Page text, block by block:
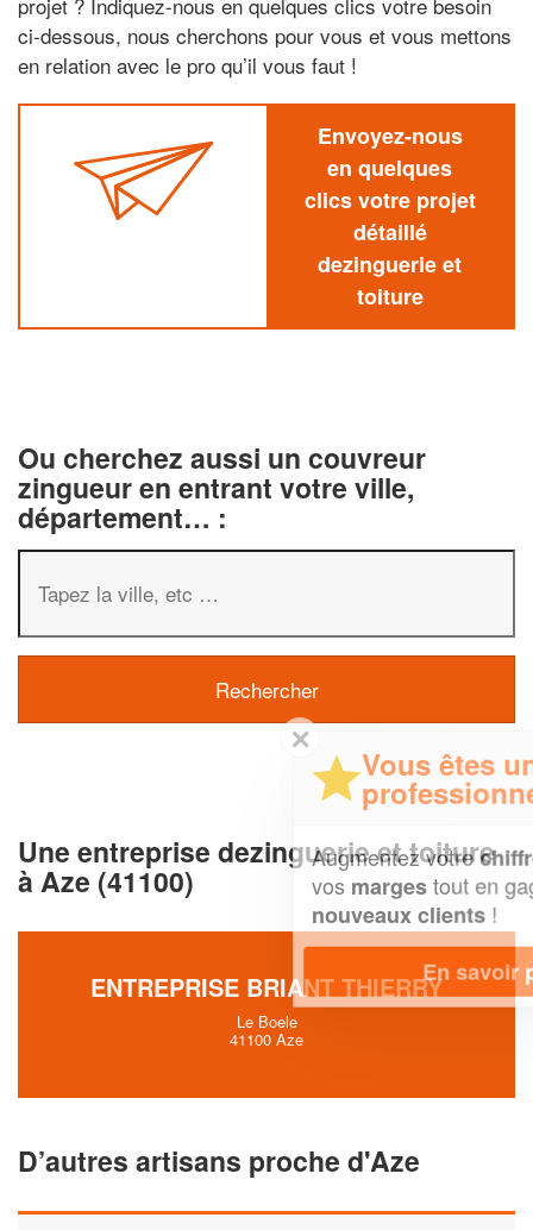
ci-dessous, nous cherchons pour vous et vous mettons
en relation avec le pro qu’il vous faut !
Envoyez-nous
en quelques
clics votre projet
détaillé
dezinguerie et
toiture
Ou cherchez aussi un couvreur
zingueur en entrant votre ville,
département… :
Une entreprise dezinguerie et toiture
à Aze (41100)
ENTREPRISE BRIANT THIERRY
Le Boele
41100 Aze
D’autres artisans proche d'Aze
Vous êtes un
professionnel ?
Augmentez votrechiffre d'affaireset
vosmarges
tout en gagnant de
nouveaux clients!
En savoir plus